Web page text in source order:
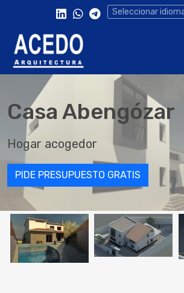
Seleccionar
Casa Abengózar
Hogar acogedor
PIDE PRESUPUESTO GRATIS